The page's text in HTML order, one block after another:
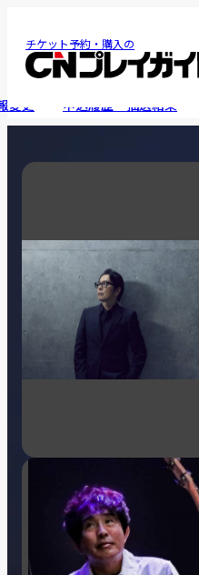
チケット予約・購入の
変更 申込履歴・抽選結果